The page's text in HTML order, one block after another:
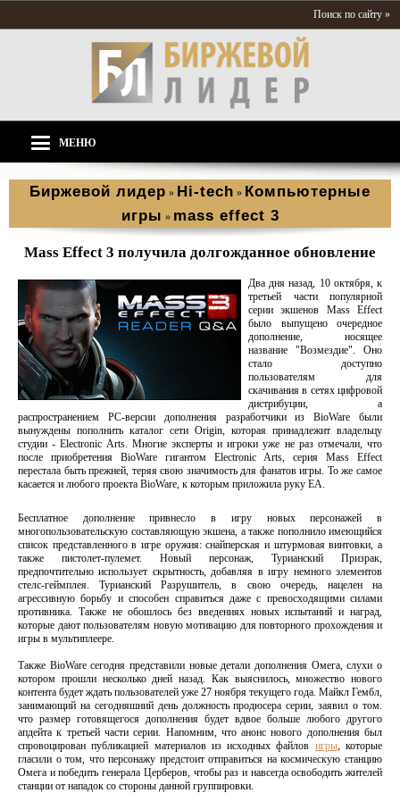
Поиск по сайту »
МЕНЮ
Биржевой лидер » Hi-tech » Компьютерные
игры » mass effect 3
Mass Effect 3 получила долгожданное обновление
Два дня назад, 10 октября, к
третьей части популярной
серии экшенов Mass Effect
было выпущено очередное
дополнение, носящее
название "Возмездие". Оно
стало доступно
пользователям для
скачивания в сетях цифровой
дистрибуции, а
распространением РС-версии дополнения разработчики из BioWare были
вынуждены пополнить каталог сети Origin, которая принадлежит владельцу
студии - Electronic Arts. Многие эксперты и игроки уже не раз отмечали, что
после приобретения BioWare гигантом Electronic Arts, серия Mass Effect
перестала быть прежней, теряя свою значимость для фанатов игры. То же самое
касается и любого проекта BioWare, к которым приложила руку ЕА.
Бесплатное дополнение привнесло в игру новых персонажей в
многопользовательскую составляющую экшена, а также пополнило имеющийся
список представленного в игре оружия: снайперская и штурмовая винтовки, а
также пистолет-пулемет. Новый персонаж, Турианский Призрак,
предпочтительно использует скрытность, добавляя в игру немного элементов
стелс-геймплея. Турианский Разрушитель, в свою очередь, нацелен на
агрессивную борьбу и способен справиться даже с превосходящими силами
противника. Также не обошлось без введениях новых испытаний и наград,
которые дают пользователям новую мотивацию для повторного прохождения и
игры в мультиплеере.
Также BioWare сегодня представили новые детали дополнения Омега, слухи о
котором прошли несколько дней назад. Как выяснилось, множество нового
контента будет ждать пользователей уже 27 ноября текущего года. Майкл Гембл,
занимающий на сегодняшний день должность продюсера серии, заявил о том.
что размер готовящегося дополнения будет вдвое больше любого другого
апдейта к третьей части серии. Напомним, что анонс нового дополнения был
спровоцирован публикацией материалов из исходных файлов игры, которые
гласили о том, что персонажу предстоит отправиться на космическую станцию
Омега и победить генерала Церберов, чтобы раз и навсегда освободить жителей
станции от нападок со стороны данной группировки.